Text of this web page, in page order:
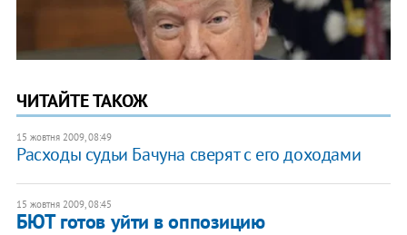
ЧИТАЙТЕ ТАКОЖ
15 жовтня 2009, 08:49
Расходы судьи Бачуна сверят с его доходами
15 жовтня 2009, 08:45
БЮТ готов уйти в оппозицию